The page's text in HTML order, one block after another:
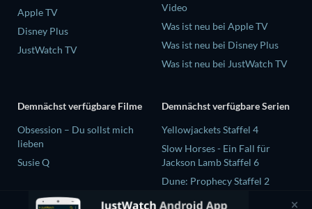
Apple TV
Disney Plus
JustWatch TV
Video
Was ist neu bei Apple TV
Was ist neu bei Disney Plus
Was ist neu bei JustWatch TV
Demnächst verfügbare Filme
Obsession – Du sollst mich
lieben
Susie Q
Demnächst verfügbare Serien
Yellowjackets Staffel 4
Slow Horses - Ein Fall für
Jackson Lamb Staffel 6
Dune: Prophecy Staffel 2
The Gentlemen Staffel 2